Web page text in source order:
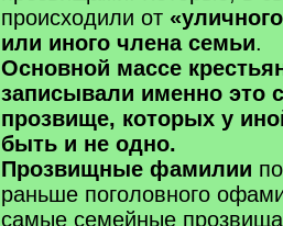
происходили от
или иного члена семьи.
Основной массе
записывали именно это
прозвище, которых у
быть и не одно.
Прозвищные фамилии
раньше поголовного
самые семейные